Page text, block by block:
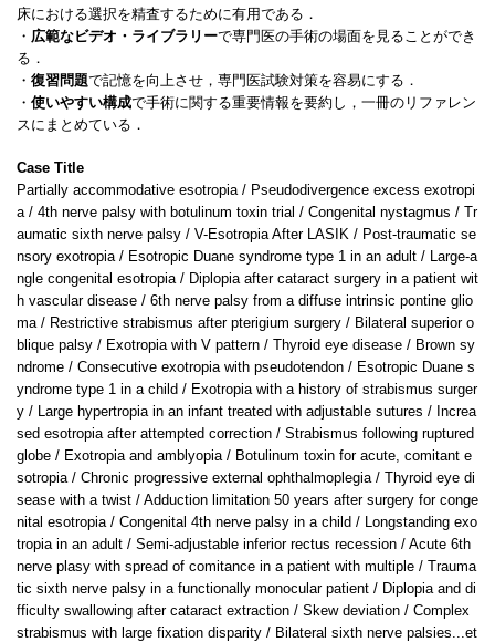
床における選択を精査するために有用である．
・ 広範なビデオ・ライブラリーで専門医の手術の場面を見ることができ
る．
・ 復習問題で記憶を向上させ，専門医試験対策を容易にする．
・ 使いやすい構成で手術に関する重要情報を要約し，一冊のリファレン
スにまとめている．
Case Title
Partially accommodative esotropia / Pseudodivergence excess exotropi
a / 4th nerve palsy with botulinum toxin trial / Congenital nystagmus / Tr
aumatic sixth nerve palsy / V-Esotropia After LASIK / Post-traumatic se
nsory exotropia / Esotropic Duane syndrome type 1 in an adult / Large-a
ngle congenital esotropia / Diplopia after cataract surgery in a patient wit
h vascular disease / 6th nerve palsy from a diffuse intrinsic pontine glio
ma / Restrictive strabismus after pterigium surgery / Bilateral superior o
blique palsy / Exotropia with V pattern / Thyroid eye disease / Brown sy
ndrome / Consecutive exotropia with pseudotendon / Esotropic Duane s
yndrome type 1 in a child / Exotropia with a history of strabismus surger
y / Large hypertropia in an infant treated with adjustable sutures / Increa
sed esotropia after attempted correction / Strabismus following ruptured
globe / Exotropia and amblyopia / Botulinum toxin for acute, comitant e
sotropia / Chronic progressive external ophthalmoplegia / Thyroid eye di
sease with a twist / Adduction limitation 50 years after surgery for conge
nital esotropia / Congenital 4th nerve palsy in a child / Longstanding exo
tropia in an adult / Semi-adjustable inferior rectus recession / Acute 6th
nerve plasy with spread of comitance in a patient with multiple / Trauma
tic sixth nerve palsy in a functionally monocular patient / Diplopia and di
fficulty swallowing after cataract extraction / Skew deviation / Complex
strabismus with large fixation disparity / Bilateral sixth nerve palsies...et